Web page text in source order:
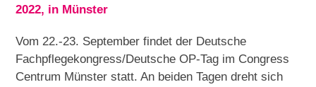
2022, in Münster
Vom 22.-23. September findet der Deutsche
Fachpflegekongress/Deutsche OP-Tag im Congress
Centrum Münster statt. An beiden Tagen dreht sich